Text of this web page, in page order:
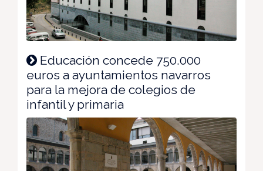
Educación concede 750.000
euros a ayuntamientos navarros
para la mejora de colegios de
infantil y primaria